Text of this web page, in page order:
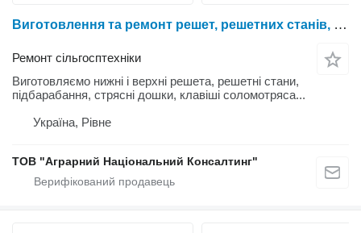
Виготовлення та ремонт решет, решетних станів, подовжувачів решет, клавіш соломотряса, стрясних дошок (грохотів)
Ремонт сільгосптехніки
Виготовляємо нижні і верхні решета, решетні стани,
підбарабання, стрясні дошки, клавіші соломотряса...
Україна, Рівне
ТОВ "Аграрний Національний Консалтинг"